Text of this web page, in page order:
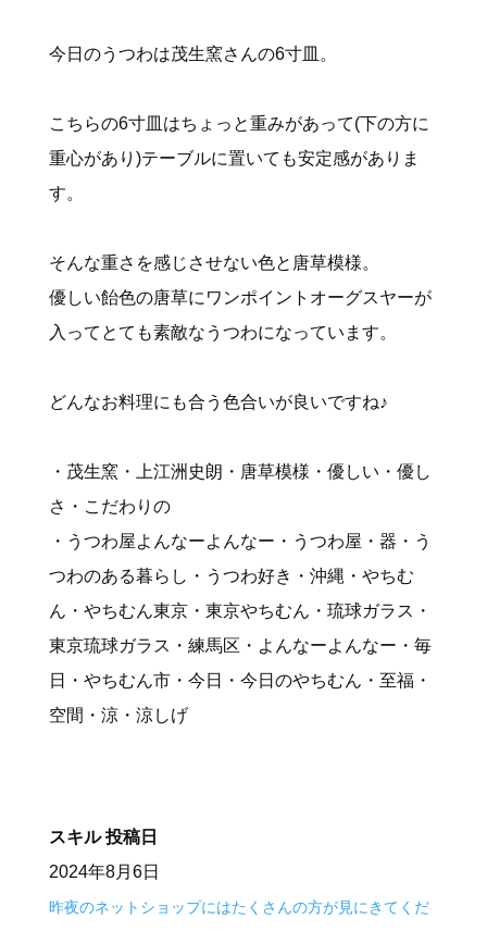
今日のうつわは茂生窯さんの6寸皿。
こちらの6寸皿はちょっと重みがあって(下の方に
重心があり)テーブルに置いても安定感がありま
す。
そんな重さを感じさせない色と唐草模様。
優しい飴色の唐草にワンポイントオーグスヤーが
入ってとても素敵なうつわになっています。
どんなお料理にも合う色合いが良いですね♪
・茂生窯・上江洲史朗・唐草模様・優しい・優し
さ・こだわりの
・うつわ屋よんなーよんなー・うつわ屋・器・う
つわのある暮らし・うつわ好き・沖縄・やちむ
ん・やちむん東京・東京やちむん・琉球ガラス・
東京琉球ガラス・練馬区・よんなーよんなー・毎
日・やちむん市・今日・今日のやちむん・至福・
空間・涼・涼しげ
スキル 投稿日
2024年8月6日
昨夜のネットショップにはたくさんの方が見にきてくだ